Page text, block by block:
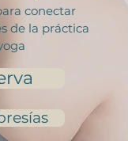
conectar
de la práctica